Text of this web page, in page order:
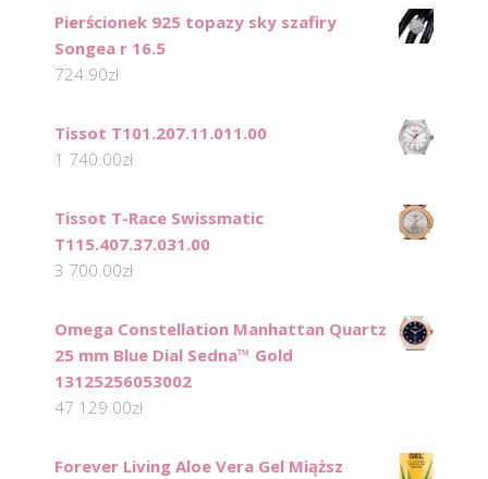
Pierścionek 925 topazy sky szafiry
Songea r 16.5
724.90zł
Tissot T101.207.11.011.00
1 740.00zł
Tissot T-Race Swissmatic
T115.407.37.031.00
3 700.00zł
Omega Constellation Manhattan Quartz
25 mm Blue Dial Sedna™ Gold
13125256053002
47 129.00zł
Forever Living Aloe Vera Gel Miąższ